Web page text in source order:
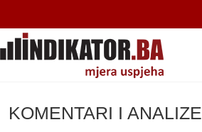
KOMENTARI I ANALIZE